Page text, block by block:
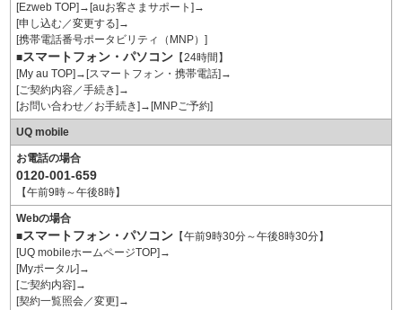
[Ezweb TOP]→[auお客さまサポート]→
[申し込む／変更する]→
[携帯電話番号ポータビリティ（MNP）]
■スマートフォン・パソコン 【24時間】
[My au TOP]→[スマートフォン・携帯電話]→
[ご契約内容／手続き]→
[お問い合わせ／お手続き]→[MNPご予約]
UQ mobile
お電話の場合
0120-001-659
【午前9時～午後8時】
Webの場合
■スマートフォン・パソコン 【午前9時30分～午後8時30分】
[UQ mobileホームページTOP]→
[Myポータル]→
[ご契約内容]→
[契約一覧照会／変更]→